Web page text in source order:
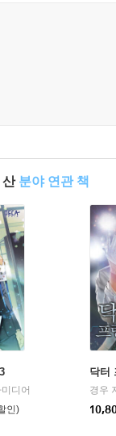
산 분야 연관 책
디어
인)
닥터
경우